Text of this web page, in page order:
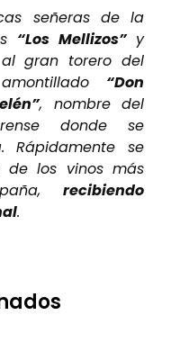
señeras de la
“Los Mellizos” y
gran torero del
“Don
, nombre del
donde se
Rápidamente se
de los vinos más
recibiendo
.